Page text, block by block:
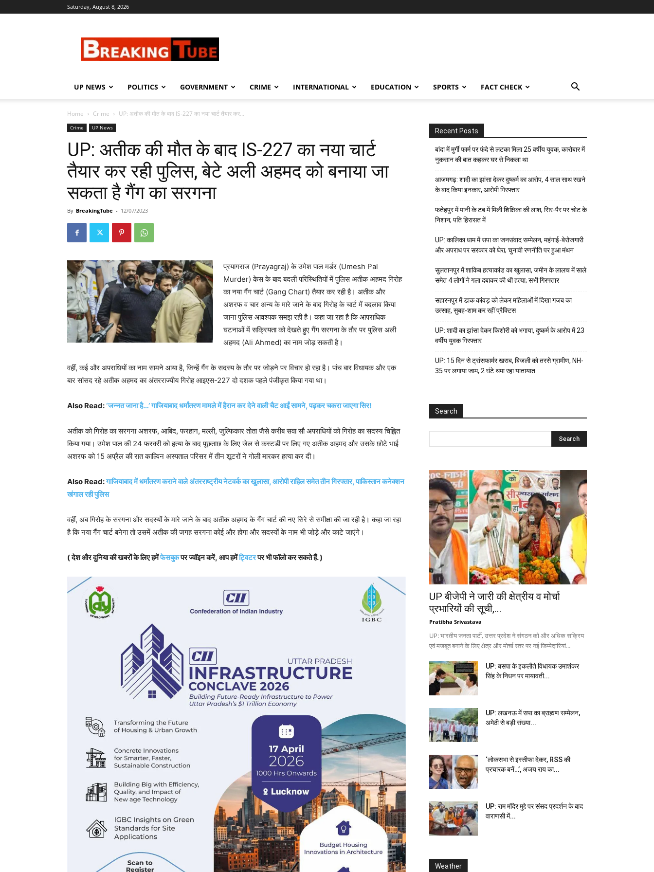
Saturday, August 8, 2026
UP NEWS POLITICS GOVERNMENT CRIME INTERNATIONAL EDUCATION SPORTS FACT CHECK
Home Crime UP: अतीक की मौत के बाद IS-227 का नया चार्ट तैयार कर...
Crime UP News
UP: अतीक की मौत के बाद IS-227 का नया चार्ट
तैयार कर रही पुलिस, बेटे अली अहमद को बनाया जा
सकता है गैंग का सरगना
By BreakingTube - 12/07/2023
प्रयागराज (Prayagraj) के उमेश पाल मर्डर (Umesh Pal
Murder) केस के बाद बदली परिस्थितियों में पुलिस अतीक अहमद गिरोह
का नया गैंग चार्ट (Gang Chart) तैयार कर रही है। अतीक और
अशरफ व चार अन्य के मारे जाने के बाद गिरोह के चार्ट में बदलाव किया
जाना पुलिस आवश्यक समझ रही है। कहा जा रहा है कि आपराधिक
घटनाओं में सक्रियता को देखते हुए गैंग सरगना के तौर पर पुलिस अली
अहमद (Ali Ahmed) का नाम जोड़ सकती है।
वहीं, कई और अपराधियों का नाम सामने आया है, जिन्हें गैंग के सदस्य के तौर पर जोड़ने पर विचार हो रहा है। पांच बार विधायक और एक
बार सांसद रहे अतीक अहमद का अंतरराज्यीय गिरोह आइएस-227 दो दशक पहले पंजीकृत किया गया था।
Also Read:‘जन्नत जाना है…’ गाजियाबाद धर्मांतरण मामले में हैरान कर देने वाली चैट आईं सामने, पढ़कर चकरा जाएगा सिर!
अतीक को गिरोह का सरगना अशरफ, आबिद, फरहान, मल्ली, जुल्फिकार तोता जैसे करीब सवा सौ अपराधियों को गिरोह का सदस्य चिह्नित
किया गया। उमेश पाल की 24 फरवरी को हत्या के बाद पूछताछ के लिए जेल से कस्टडी पर लिए गए अतीक अहमद और उसके छोटे भाई
अशरफ को 15 अप्रैल की रात काल्विन अस्पताल परिसर में तीन शूटरों ने गोली मारकर हत्या कर दी।
Also Read:गाजियाबाद में धर्मांतरण कराने वाले अंतरराष्ट्रीय नेटवर्क का खुलासा, आरोपी राहिल समेत तीन गिरफ्तार, पाकिस्तान कनेक्शन
खंगाल रही पुलिस
वहीं, अब गिरोह के सरगना और सदस्यों के मारे जाने के बाद अतीक अहमद के गैंग चार्ट की नए सिरे से समीक्षा की जा रही है। कहा जा रहा
है कि नया गैंग चार्ट बनेगा तो उसमें अतीक की जगह सरगना कोई और होगा और सदस्यों के नाम भी जोड़े और काटे जाएंगे।
( देश और दुनिया की खबरों के लिए हमेंफेसबुकपर ज्वॉइन करें, आप हमेंट्विटरपर भी फॉलो कर सकते हैं. )
Recent Posts
बांदा में मुर्गी फार्म पर फंदे से लटका मिला 25 वर्षीय युवक, कारोबार में
नुकसान की बात कहकर घर से निकला था
आजमगढ़: शादी का झांसा देकर दुष्कर्म का आरोप, 4 साल साथ रखने
के बाद किया इनकार, आरोपी गिरफ्तार
फतेहपुर में पानी के टब में मिली शिक्षिका की लाश, सिर-पैर पर चोट के
निशान; पति हिरासत में
UP: कालिका धाम में सपा का जनसंवाद सम्मेलन, महंगाई-बेरोजगारी
और अपराध पर सरकार को घेरा; चुनावी रणनीति पर हुआ मंथन
सुलतानपुर में शाकिब हत्याकांड का खुलासा, जमीन के लालच में साले
समेत 4 लोगों ने गला दबाकर की थी हत्या; सभी गिरफ्तार
सहारनपुर में डाक कांवड़ को लेकर महिलाओं में दिखा गजब का
उत्साह, सुबह-शाम कर रहीं प्रैक्टिस
UP: शादी का झांसा देकर किशोरी को भगाया, दुष्कर्म के आरोप में 23
वर्षीय युवक गिरफ्तार
UP: 15 दिन से ट्रांसफार्मर खराब, बिजली को तरसे ग्रामीण, NH-
35 पर लगाया जाम, 2 घंटे थमा रहा यातायात
Search
UP बीजेपी ने जारी की क्षेत्रीय व मोर्चा
प्रभारियों की सूची,...
Pratibha Srivastava
UP: भारतीय जनता पार्टी, उत्तर प्रदेश ने संगठन को और अधिक सक्रिय
एवं मजबूत बनाने के लिए क्षेत्र और मोर्चा स्तर पर नई जिम्मेदारियां...
UP: बसपा के इकलौते विधायक उमाशंकर
सिंह के निधन पर मायावती...
UP: लखनऊ में सपा का ब्राह्मण सम्मेलन,
अमेठी से बड़ी संख्या...
‘लोकसभा से इस्तीफा देकर, RSS की
प्रचारक बनें…’, अजय राय का...
UP: राम मंदिर मुद्दे पर संसद प्रदर्शन के बाद
वाराणसी में...
Weather